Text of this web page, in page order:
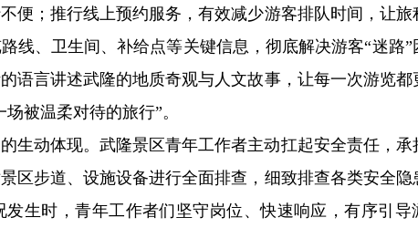
便；推行线上预约服务，有效减少游客排队时间，让旅
线、卫生间、补给点等关键信息，彻底解决游客“迷路”
语言讲述武隆的地质奇观与人文故事，让每一次游览都
被温柔对待的旅行”。
生动体现。武隆景区青年工作者主动扛起安全责任，承
区步道、设施设备进行全面排查，细致排查各类安全隐
生时，青年工作者们坚守岗位、快速响应，有序引导